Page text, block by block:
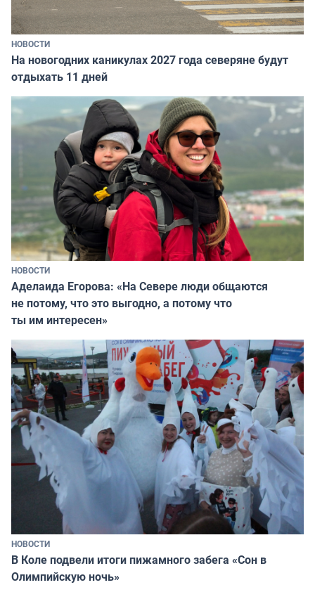
НОВОСТИ
На новогодних каникулах 2027 года северяне будут
отдыхать 11 дней
НОВОСТИ
Аделаида Егорова: «На Севере люди общаются
не потому, что это выгодно, а потому что
ты им интересен»
НОВОСТИ
В Коле подвели итоги пижамного забега «Сон в
Олимпийскую ночь»